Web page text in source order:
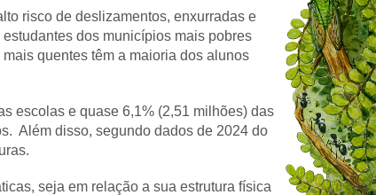
risco de deslizamentos, enxurradas e
dos municípios mais pobres
quentes têm a maioria dos alunos
escolas e quase 6,1% (2,51 milhões) das
Além disso, segundo dados de 2024 do
seja em relação a sua estrutura física